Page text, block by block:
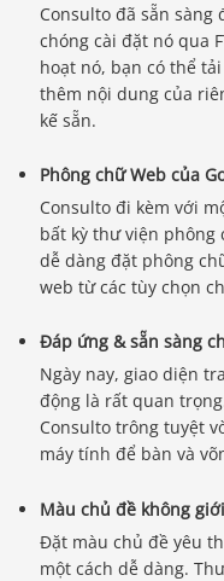
Consulto đã sẵn
chóng cài đặt nó qua
hoạt nó, bạn có thể
thêm nội dung của
kế sẵn.
Phông chữ Web của
Consulto đi kèm với
bất kỳ thư viện phông
dễ dàng đặt phông
web từ các tùy chọn
Đáp ứng & sẵn sàng
Ngày nay, giao diện
động là rất quan
Consulto trông tuyệt
máy tính để bàn và
Màu chủ đề không
Đặt màu chủ đề yêu
một cách dễ dàng.